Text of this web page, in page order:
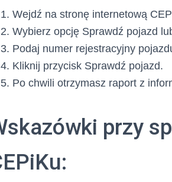
Wejdź na stronę internetową
Wybierz opcję Sprawdź pojazd
Podaj numer rejestracyjny
Kliknij przycisk Sprawdź pojazd.
Po chwili otrzymasz raport z
przy